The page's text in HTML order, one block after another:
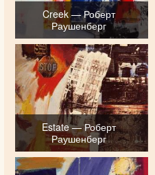
Creek — Роберт
Раушенберг
Estate — Роберт
Раушенберг